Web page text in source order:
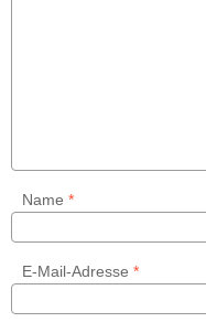
Name *
E-Mail-Adresse *